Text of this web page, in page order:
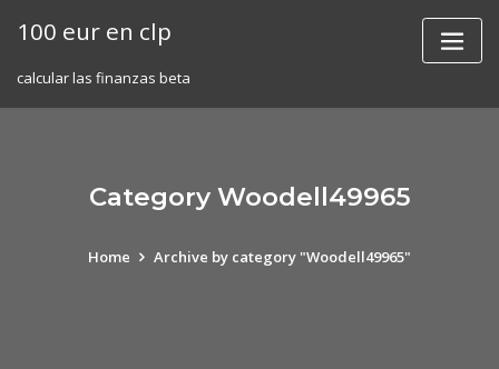
100 eur en clp
calcular las finanzas beta
Category Woodell49965
Home Archive by category "Woodell49965"